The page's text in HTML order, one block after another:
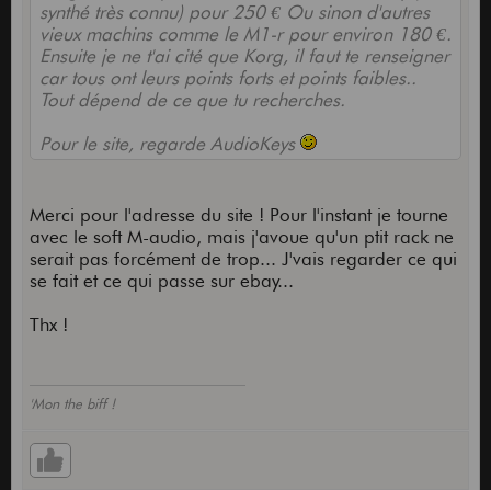
synthé très connu) pour 250 € Ou sinon d'autres
vieux machins comme le M1-r pour environ 180 €.
Ensuite je ne t'ai cité que Korg, il faut te renseigner
car tous ont leurs points forts et points faibles..
Tout dépend de ce que tu recherches.
Pour le site, regarde AudioKeys
Merci pour l'adresse du site ! Pour l'instant je tourne
avec le soft M-audio, mais j'avoue qu'un ptit rack ne
serait pas forcément de trop... J'vais regarder ce qui
se fait et ce qui passe sur ebay...
Thx !
'Mon the biff !